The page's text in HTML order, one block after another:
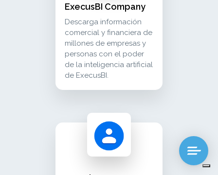
ExecusBI Company
Descarga información
comercial y financiera de
millones de empresas y
personas con el poder
de la inteligencia artificial
de ExecusBI.
google contacts conecte sus contactos de
crm_sales